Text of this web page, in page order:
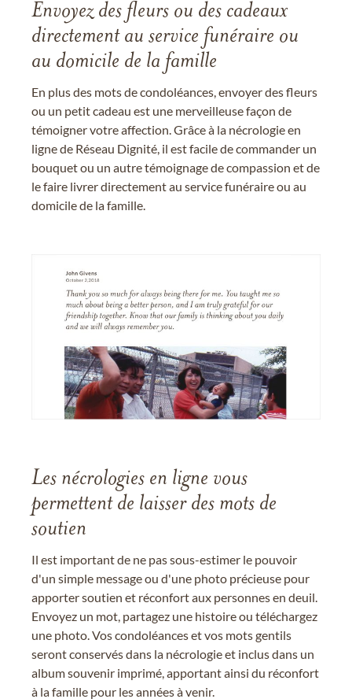
Envoyez des fleurs ou des cadeaux
directement au service funéraire ou
au domicile de la famille
En plus des mots de condoléances, envoyer des fleurs
ou un petit cadeau est une merveilleuse façon de
témoigner votre affection. Grâce à la nécrologie en
ligne de Réseau Dignité, il est facile de commander un
bouquet ou un autre témoignage de compassion et de
le faire livrer directement au service funéraire ou au
domicile de la famille.
Les nécrologies en ligne vous
permettent de laisser des mots de
soutien
Il est important de ne pas sous-estimer le pouvoir
d'un simple message ou d'une photo précieuse pour
apporter soutien et réconfort aux personnes en deuil.
Envoyez un mot, partagez une histoire ou téléchargez
une photo. Vos condoléances et vos mots gentils
seront conservés dans la nécrologie et inclus dans un
album souvenir imprimé, apportant ainsi du réconfort
à la famille pour les années à venir.